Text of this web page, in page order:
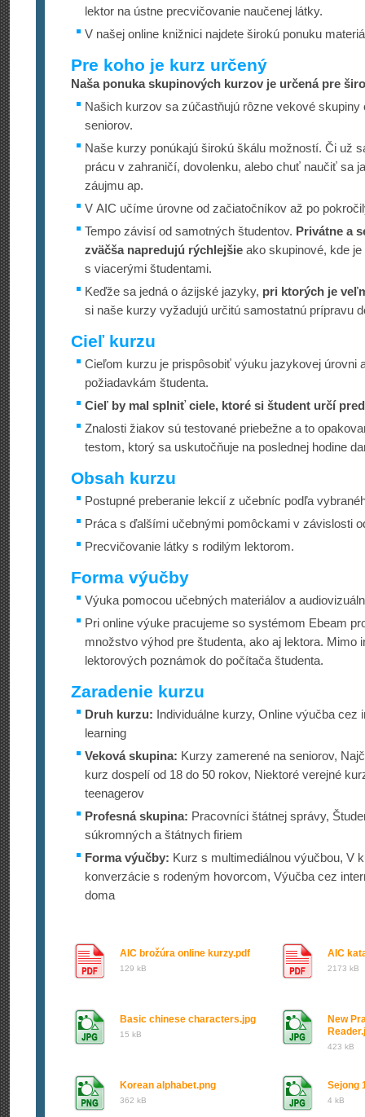
lektor na ústne precvičovanie naučenej látky.
V našej online knižnici najdete širokú ponuku
Pre koho je kurz určený
Naša ponuka skupinových kurzov je určená pre
Našich kurzov sa zúčastňujú rôzne vekové skupiny
seniorov.
Naše kurzy ponúkajú širokú škálu možností. Či už
prácu v zahraničí, dovolenku, alebo chuť naučiť sa
záujmu ap.
V AIC učíme úrovne od začiatočníkov až po
Tempo závisí od samotných študentov. Privátne a
zväčša napredujú rýchlejšie ako skupinové, kde
s viacerými študentami.
Keďže sa jedná o ázijské jazyky, pri ktorých je
si naše kurzy vyžadujú určitú samostatnú prípravu
Cieľ kurzu
Cieľom kurzu je prispôsobiť výuku jazykovej úrovni
požiadavkám študenta.
Cieľ by mal splniť ciele, ktoré si študent určí
Znalosti žiakov sú testované priebežne a to
testom, ktorý sa uskutočňuje na poslednej hodine
Obsah kurzu
Postupné preberanie lekcií z učebníc podľa
Práca s ďalšími učebnými pomôckami v závislosti
Precvičovanie látky s rodilým lektorom.
Forma výučby
Výuka pomocou učebných materiálov a
Pri online výuke pracujeme so systémom Ebeam
množstvo výhod pre študenta, ako aj lektora. Mimo
lektorových poznámok do počítača študenta.
Zaradenie kurzu
Druh kurzu: Individuálne kurzy, Online výučba cez
learning
Veková skupina: Kurzy zamerené na seniorov,
kurz dospelí od 18 do 50 rokov, Niektoré verejné
teenagerov
Profesná skupina: Pracovníci štátnej správy,
súkromných a štátnych firiem
Forma výučby: Kurz s multimediálnou výučbou, V
konverzácie s rodeným hovorcom, Výučba cez
doma
AIC brožúra online kurzy.pdf
129 kB
AIC
2173 kB
Basic chinese characters.jpg
15 kB
New
423 kB
Korean alphabet.png
362 kB
Sejong
4 kB